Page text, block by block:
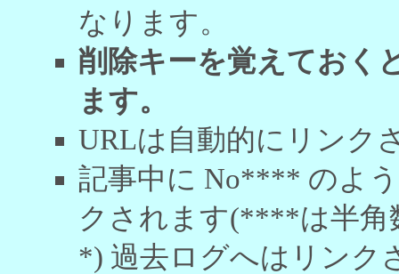
なります。
削除キーを覚えておく
ます。
URLは自動的にリンク
記事中に No**** のよ
クされます(****は半角
*) 過去ログへはリンク